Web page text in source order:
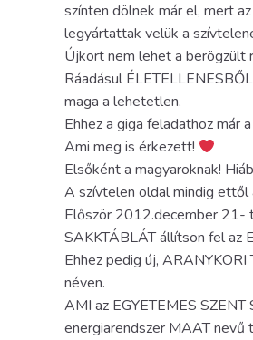
színten dölnek már el, mert
legyártattak velük a
Újkort nem lehet a
Ráadásul
maga a lehetetlen.
Ehhez a giga feladathoz már
Ami meg is érkezett!
Elsőként a magyaroknak!
A szívtelen oldal mindig
Először 2012.december 21-
SAKKTÁBLÁT állítson fel az
Ehhez pedig új,
néven.
AMI az EGYETEMES
energiarendszer MAAT